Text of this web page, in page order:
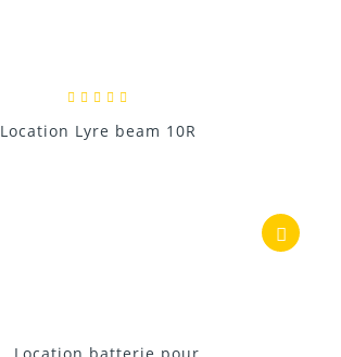
Location Lyre beam 10R